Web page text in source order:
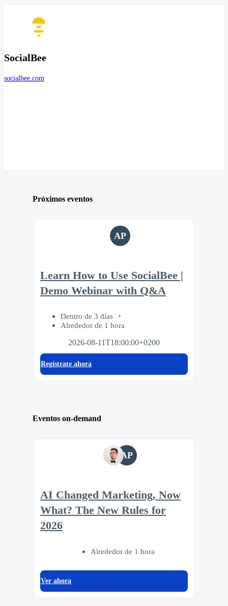
SocialBee
socialbee.com
Próximos eventos
AP
Learn How to Use SocialBee |
Demo Webinar with Q&A
Dentro de 3 días
Alrededor de 1 hora
2026-08-11T18:00:00+0200
Regístrate ahora
Eventos on-demand
AP
AI Changed Marketing, Now
What? The New Rules for
2026
Alrededor de 1 hora
Ver ahora